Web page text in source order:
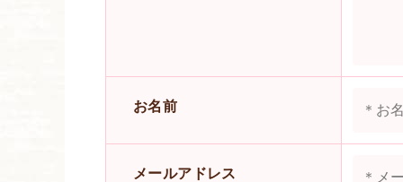
お名前
メールアドレス